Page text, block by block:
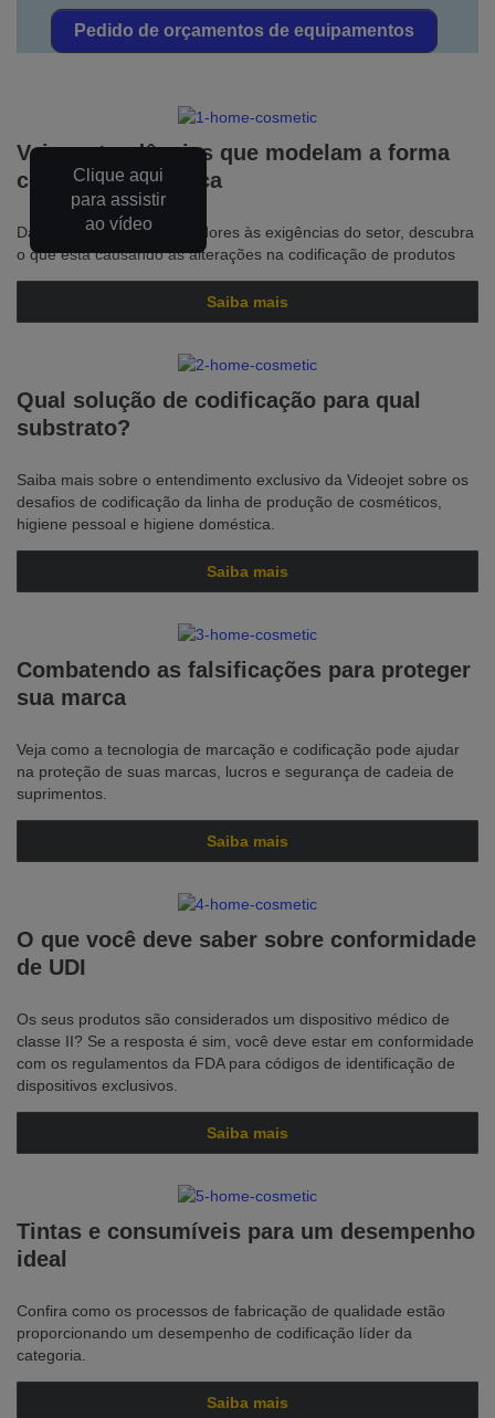
Clique aqui
para assistir
ao vídeo
Pedido de orçamentos de equipamentos
Veja as tendências que modelam a forma
como você codifica
Da demanda dos consumidores às exigências do setor, descubra
o que está causando as alterações na codificação de produtos
Saiba mais
Qual solução de codificação para qual
substrato?
Saiba mais sobre o entendimento exclusivo da Videojet sobre os
desafios de codificação da linha de produção de cosméticos,
higiene pessoal e higiene doméstica.
Saiba mais
Combatendo as falsificações para proteger
sua marca
Veja como a tecnologia de marcação e codificação pode ajudar
na proteção de suas marcas, lucros e segurança de cadeia de
suprimentos.
Saiba mais
O que você deve saber sobre conformidade
de UDI
Os seus produtos são considerados um dispositivo médico de
classe II? Se a resposta é sim, você deve estar em conformidade
com os regulamentos da FDA para códigos de identificação de
dispositivos exclusivos.
Saiba mais
Tintas e consumíveis para um desempenho
ideal
Confira como os processos de fabricação de qualidade estão
proporcionando um desempenho de codificação líder da
categoria.
Saiba mais